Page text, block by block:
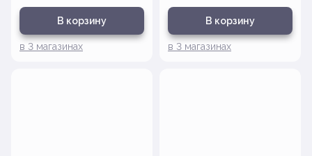
В корзину
в 3 магазинах
В корзину
в 3 магазинах